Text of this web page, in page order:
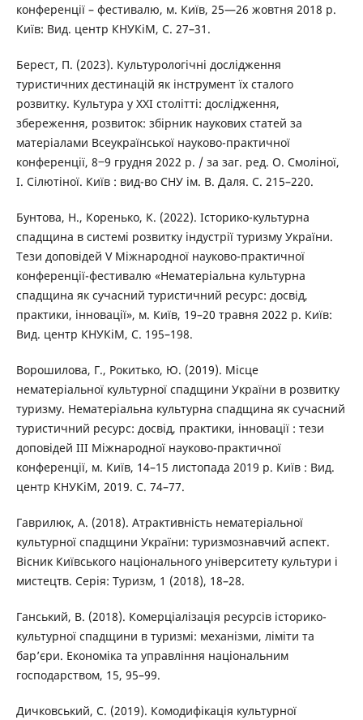
конференції – фестивалю, м. Київ, 25—26 жовтня 2018 р.
Київ: Вид. центр КНУКіМ, С. 27–31.
Берест, П. (2023). Культурологічні дослідження
туристичних дестинацій як інструмент їх сталого
розвитку. Культура у ХХІ столітті: дослідження,
збереження, розвиток: збірник наукових статей за
матеріалами Всеукраїнської науково-практичної
конференції, 8‒9 грудня 2022 р. / за заг. ред. О. Смоліної,
І. Сілютіної. Київ : вид-во СНУ ім. В. Даля. С. 215–220.
Бунтова, Н., Коренько, К. (2022). Історико-культурна
спадщина в системі розвитку індустрії туризму України.
Тези доповідей V Міжнародної науково-практичної
конференції-фестивалю «Нематеріальна культурна
спадщина як сучасний туристичний ресурс: досвід,
практики, інновації», м. Київ, 19–20 травня 2022 р. Київ:
Вид. центр КНУКіМ, С. 195–198.
Ворошилова, Г., Рокитько, Ю. (2019). Місце
нематеріальної культурної спадщини України в розвитку
туризму. Нематеріальна культурна спадщина як сучасний
туристичний ресурс: досвід, практики, інновації : тези
доповідей ІІІ Міжнародної науково-практичної
конференції, м. Київ, 14–15 листопада 2019 р. Київ : Вид.
центр КНУКіМ, 2019. С. 74–77.
Гаврилюк, А. (2018). Атрактивність нематеріальної
культурної спадщини України: туризмознавчий аспект.
Вісник Київського національного університету культури і
мистецтв. Серія: Туризм, 1 (2018), 18–28.
Ганський, В. (2018). Комерціалізація ресурсів історико-
культурної спадщини в туризмі: механізми, ліміти та
бар’єри. Економіка та управління національним
господарством, 15, 95–99.
Дичковський, С. (2019). Комодифікація культурної